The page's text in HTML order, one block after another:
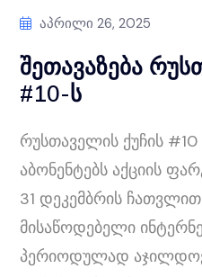
Აპრილი 26, 2025
შეთავაზება
#10-ს
რუსთაველის ქუჩის
აბონენტებს აქციის
31 დეკემბრის
მისაწოდებელი
პერიოდულად